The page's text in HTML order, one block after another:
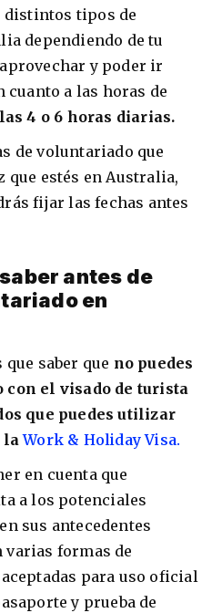
tipos de
dependiendo de tu
y poder ir
cuanto a las horas de
las 4 o 6 horas diarias.
de voluntariado que
que estés en Australia,
fijar las fechas antes
antes de
en
saber que no puedes
el visado de turista
que puedes utilizar
laWork & Holiday Visa.
en cuenta que
a los potenciales
sus antecedentes
varias formas de
para uso oficial
y prueba de